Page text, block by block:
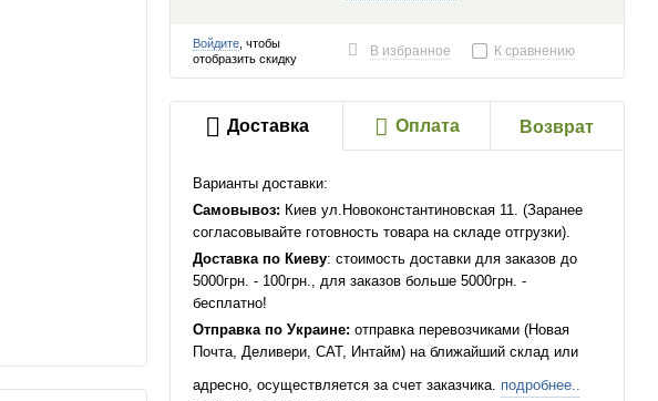
Войдите , чтобы
отобразить скидку
В избранное К сравнению
Доставка Оплата Возврат
Варианты доставки:
Самовывоз: Киев ул.Новоконстантиновская 11. (Заранее
согласовывайте готовность товара на складе отгрузки).
Доставка по Киеву: стоимость доставки для заказов до
5000грн. - 100грн., для заказов больше 5000грн. -
бесплатно!
Отправка по Украине: отправка перевозчиками (Новая
Почта, Деливери, САТ, Интайм) на ближайший склад или
адресно, осуществляется за счет заказчика. подробнее..